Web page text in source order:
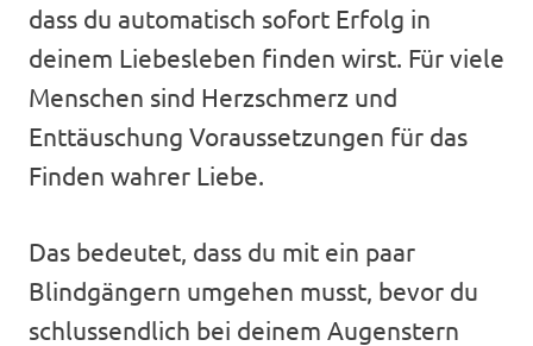
dass du automatisch sofort Erfolg in
deinem Liebesleben finden wirst. Für viele
Menschen sind Herzschmerz und
Enttäuschung Voraussetzungen für das
Finden wahrer Liebe.
Das bedeutet, dass du mit ein paar
Blindgängern umgehen musst, bevor du
schlussendlich bei deinem Augenstern